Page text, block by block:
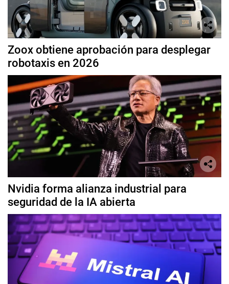
Zoox obtiene aprobación para desplegar
robotaxis en 2026
Nvidia forma alianza industrial para
seguridad de la IA abierta